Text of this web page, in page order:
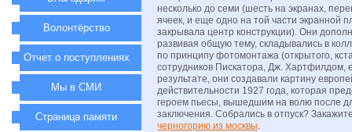
несколько до семи (шесть на экранах,
ячеек, и еще одно на той части экранной
закрывала центр конструкции). Они
развивая общую тему, складывались в
по принципу фотомонтажа (открытого,
сотрудников Пискатора, Дж. Хартфилдом,
результате, они создавали картину
действительности 1927 года, которая
героем пьесы, вышедшим на волю после
заключения. Собрались в отпуск?
черногорию из москвы.
Волонтёрство
Отчет о поступлениях
Мы в СМИ
Страница памяти